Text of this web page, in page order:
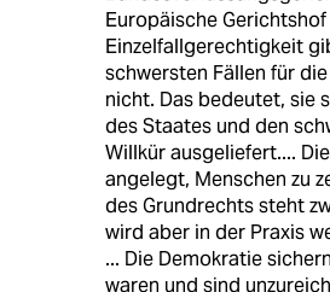
Europäische
Einzelfallgerechtigkeit
schwersten Fällen für
nicht. Das bedeutet, sie
des Staates und den
Willkür ausgeliefert....
angelegt, Menschen zu
des Grundrechts steht
wird aber in der Praxis
... Die Demokratie
waren und sind